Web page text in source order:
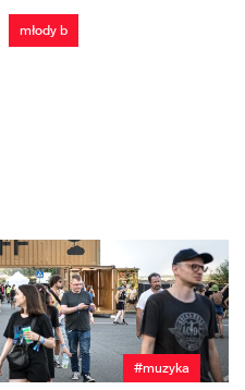
młody b
#muzyka